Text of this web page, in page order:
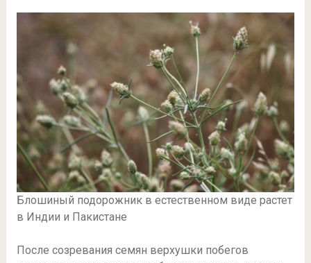
Блошиный подорожник в естественном виде растет
в Индии и Пакистане
После созревания семян верхушки побегов